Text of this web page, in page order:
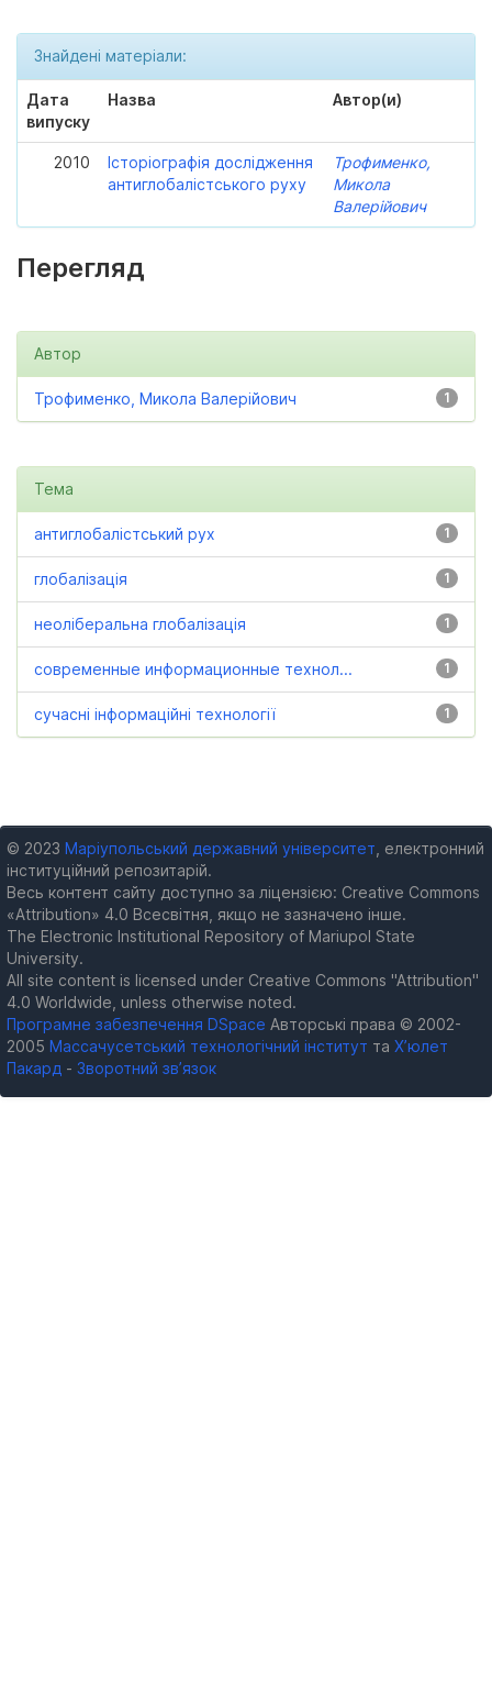
Знайдені матеріали:
Дата
випуску
Назва Автор(и)
2010
Історіографія дослідження
антиглобалістського руху
Трофименко,
Микола
Валерійович
Перегляд
Автор
1
Трофименко, Микола Валерійович
Тема
1
антиглобалістський рух
1
глобалізація
1
неоліберальна глобалізація
1
современные информационные технол...
1
сучасні інформаційні технології
© 2023 Маріупольський державний університет , електронний
інституційний репозитарій.
Весь контент сайту доступно за ліцензією: Creative Commons
«Attribution» 4.0 Всесвітня, якщо не зазначено інше.
The Electronic Institutional Repository of Mariupol State
University.
All site content is licensed under Creative Commons "Attribution"
4.0 Worldwide, unless otherwise noted.
Програмне забезпечення DSpace Авторські права © 2002-
2005 Массачусетський технологічний інститут та Х’юлет
Пакард - Зворотний зв’язок